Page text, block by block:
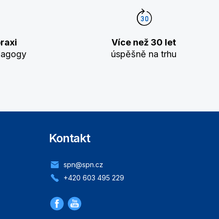
Více než 30 let
úspěšně na trhu
Kontakt
spn@spn.cz
+420 603 495 229